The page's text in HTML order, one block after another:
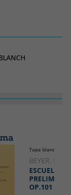
Tapa blanda o
BEYER,
ESCUELA
PRELIMINAR
OP.101